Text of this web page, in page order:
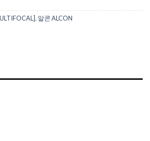
, 알콘 ALCON